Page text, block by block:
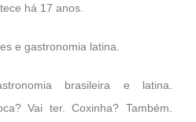
há 17 anos.
e gastronomia latina.
brasileira e latina.
Vai ter. Coxinha? Também.